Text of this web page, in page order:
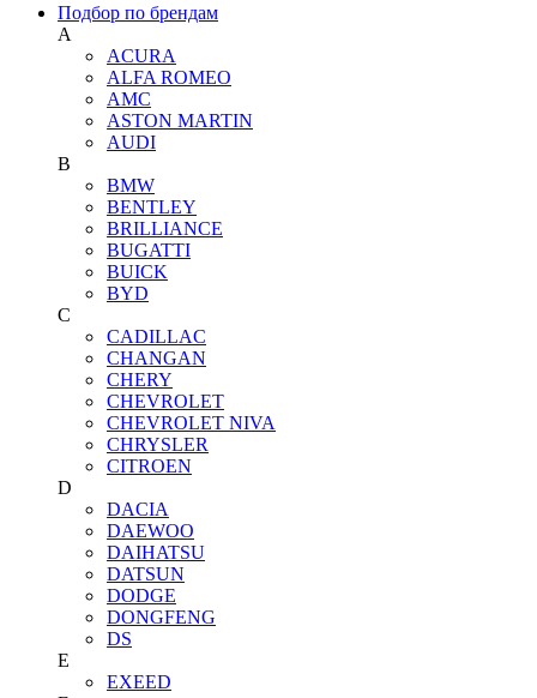
Подбор по брендам
A
ACURA
ALFA ROMEO
AMC
ASTON MARTIN
AUDI
B
BMW
BENTLEY
BRILLIANCE
BUGATTI
BUICK
BYD
C
CADILLAC
CHANGAN
CHERY
CHEVROLET
CHEVROLET NIVA
CHRYSLER
CITROEN
D
DACIA
DAEWOO
DAIHATSU
DATSUN
DODGE
DONGFENG
DS
E
EXEED